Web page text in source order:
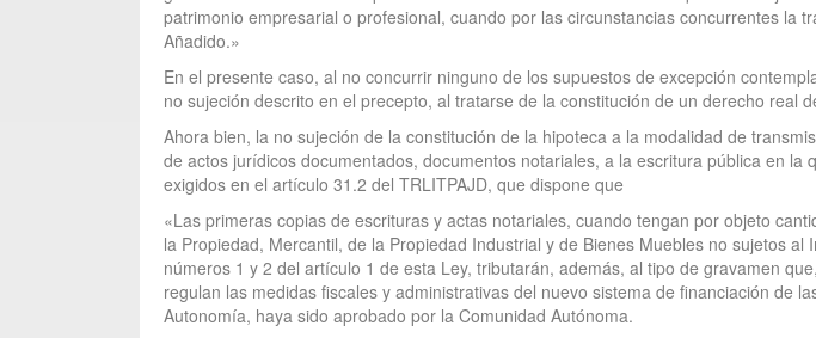
patrimonio empresarial o profesional, cuando por las circunstancias concurrentes la
Añadido.»
En el presente caso, al no concurrir ninguno de los supuestos de excepción
no sujeción descrito en el precepto, al tratarse de la constitución de un derecho real
Ahora bien, la no sujeción de la constitución de la hipoteca a la modalidad de
de actos jurídicos documentados, documentos notariales, a la escritura pública en
exigidos en el artículo 31.2 del TRLITPAJD, que dispone que
«Las primeras copias de escrituras y actas notariales, cuando tengan por objeto
la Propiedad, Mercantil, de la Propiedad Industrial y de Bienes Muebles no sujetos
números 1 y 2 del artículo 1 de esta Ley, tributarán, además, al tipo de gravamen
regulan las medidas fiscales y administrativas del nuevo sistema de financiación de
Autonomía, haya sido aprobado por la Comunidad Autónoma.